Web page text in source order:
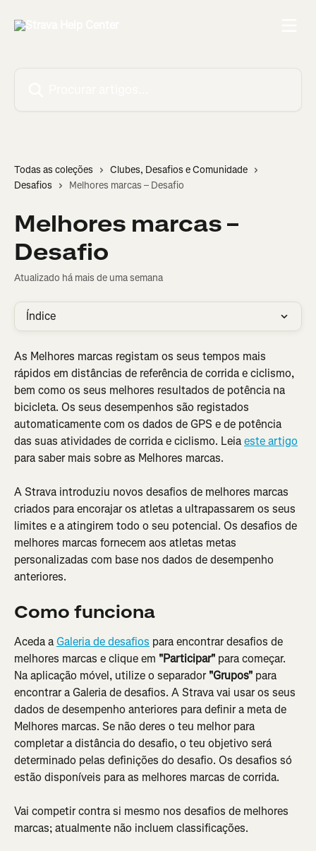
Todas as coleções
Clubes, Desafios e Comunidade
Desafios
Melhores marcas – Desafio
Melhores marcas –
Desafio
Atualizado há mais de uma semana
Índice
As Melhores marcas registam os seus tempos mais
rápidos em distâncias de referência de corrida e ciclismo,
bem como os seus melhores resultados de potência na
bicicleta. Os seus desempenhos são registados
automaticamente com os dados de GPS e de potência
das suas atividades de corrida e ciclismo. Leia este artigo
para saber mais sobre as Melhores marcas.
A Strava introduziu novos desafios de melhores marcas
criados para encorajar os atletas a ultrapassarem os seus
limites e a atingirem todo o seu potencial. Os desafios de
melhores marcas fornecem aos atletas metas
personalizadas com base nos dados de desempenho
anteriores.
Como funciona
Aceda a Galeria de desafios para encontrar desafios de
melhores marcas e clique em "Participar" para começar.
Na aplicação móvel, utilize o separador "Grupos" para
encontrar a Galeria de desafios. A Strava vai usar os seus
dados de desempenho anteriores para definir a meta de
Melhores marcas. Se não deres o teu melhor para
completar a distância do desafio, o teu objetivo será
determinado pelas definições do desafio. Os desafios só
estão disponíveis para as melhores marcas de corrida.
Vai competir contra si mesmo nos desafios de melhores
marcas; atualmente não incluem classificações.